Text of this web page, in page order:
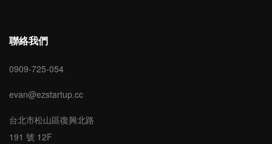
聯絡我們
0909-725-054
evan@ezstartup.cc
台北市松山區復興北路
191 號 12F